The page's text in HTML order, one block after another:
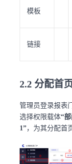
模板
链接
2.2 分配首
管理员登录报表
选择权限载体“
1”，为其分配首